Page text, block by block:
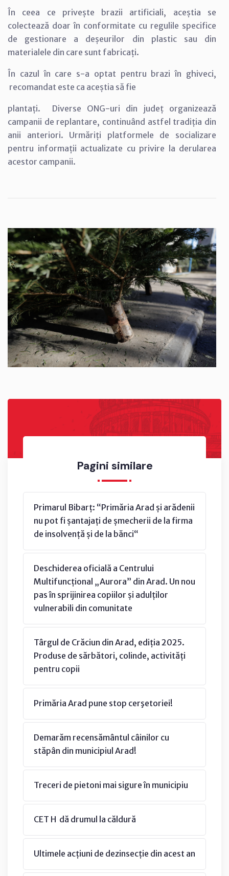
Pagini similare
Primarul Bibarț: “Primăria Arad și arădenii
nu pot fi șantajați de șmecherii de la firma
de insolvență și de la bănci“
Deschiderea oficială a Centrului
Multifuncțional „Aurora” din Arad. Un nou
pas în sprijinirea copiilor și adulților
vulnerabili din comunitate
Târgul de Crăciun din Arad, ediția 2025.
Produse de sărbători, colinde, activități
pentru copii
Primăria Arad pune stop cerşetoriei!
Demarăm recensământul câinilor cu
stăpân din municipiul Arad!
Treceri de pietoni mai sigure în municipiu
CET H dă drumul la căldură
Ultimele acțiuni de dezinsecție din acest an
În ceea ce privește brazii artificiali, aceștia se
colectează doar în conformitate cu regulile specifice
de gestionare a deșeurilor din plastic sau din
materialele din care sunt fabricați.
În cazul în care s-a optat pentru brazi în ghiveci,
recomandat este ca aceștia să fie
plantați. Diverse ONG-uri din județ organizează
campanii de replantare, continuând astfel tradiția din
anii anteriori. Urmăriți platformele de socializare
pentru informații actualizate cu privire la derularea
acestor campanii.